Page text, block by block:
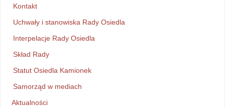
Kontakt
Uchwały i stanowiska Rady Osiedla
Interpelacje Rady Osiedla
Skład Rady
Statut Osiedla Kamionek
Samorząd w mediach
Aktualności